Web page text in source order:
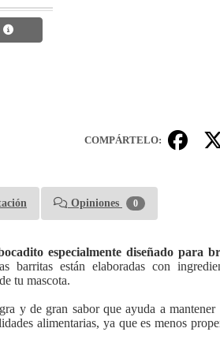
COMPÁRTELO:
Opiniones 0
especialmente diseñado para
barritas están elaboradas con
tu mascota.
y de gran sabor que ayuda a
alimentarias, ya que es menos